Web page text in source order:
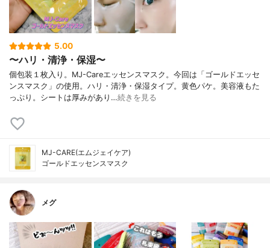
5.00
〜ハリ・清浄・保湿〜
個包装１枚入り。MJ-Careエッセンスマスク。今回は「ゴールドエッセ
ンスマスク」の使用。ハリ・清浄・保湿タイプ。黄色パケ。美容液もた
っぷり。シートは厚みがあり…続きを見る
MJ-CARE(エムジェイケア)
ゴールドエッセンスマスク
メグ